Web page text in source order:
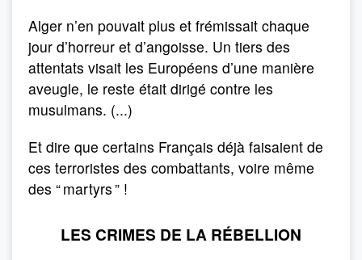
Alger n’en pouvait plus et frémissait chaque
jour d’horreur et d’angoisse. Un tiers des
attentats visait les Européens d’une manière
aveugle, le reste était dirigé contre les
musulmans. (...)
Et dire que certains Français déjà faisaient de
ces terroristes des combattants, voire même
des “ martyrs ” !
LES CRIMES DE LA RÉBELLION